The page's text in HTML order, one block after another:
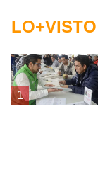
LO+VISTO
1